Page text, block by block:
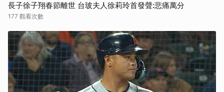
長子徐子翔春節離世 台玻夫人徐莉玲首發聲:悲痛萬分
177 觀看次數